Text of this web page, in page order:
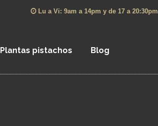
Lu a Vi: 9am a 14pm y de 17 a 20:30pm
Plantas pistachos Blog